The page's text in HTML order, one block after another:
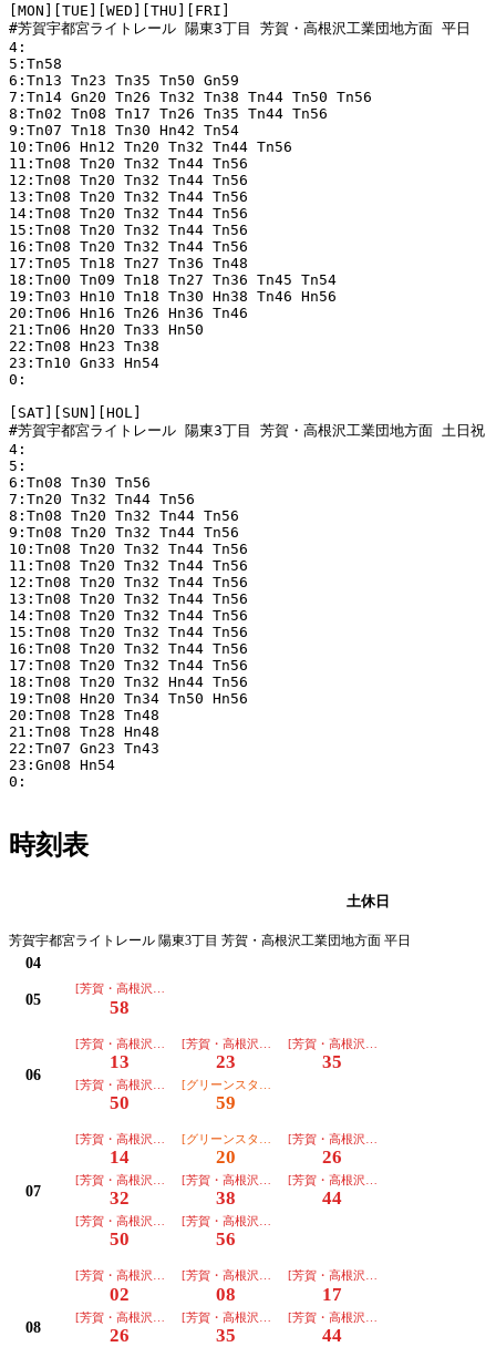
[MON][TUE][WED][THU][FRI]
#芳賀宇都宮ライトレール 陽東3丁目 芳賀・高根沢工業団地方面 平日
4:
5:Tn58
6:Tn13 Tn23 Tn35 Tn50 Gn59
7:Tn14 Gn20 Tn26 Tn32 Tn38 Tn44 Tn50 Tn56
8:Tn02 Tn08 Tn17 Tn26 Tn35 Tn44 Tn56
9:Tn07 Tn18 Tn30 Hn42 Tn54
10:Tn06 Hn12 Tn20 Tn32 Tn44 Tn56
11:Tn08 Tn20 Tn32 Tn44 Tn56
12:Tn08 Tn20 Tn32 Tn44 Tn56
13:Tn08 Tn20 Tn32 Tn44 Tn56
14:Tn08 Tn20 Tn32 Tn44 Tn56
15:Tn08 Tn20 Tn32 Tn44 Tn56
16:Tn08 Tn20 Tn32 Tn44 Tn56
17:Tn05 Tn18 Tn27 Tn36 Tn48
18:Tn00 Tn09 Tn18 Tn27 Tn36 Tn45 Tn54
19:Tn03 Hn10 Tn18 Tn30 Hn38 Tn46 Hn56
20:Tn06 Hn16 Tn26 Hn36 Tn46
21:Tn06 Hn20 Tn33 Hn50
22:Tn08 Hn23 Tn38
23:Tn10 Gn33 Hn54
0:
[SAT][SUN][HOL]
#芳賀宇都宮ライトレール 陽東3丁目 芳賀・高根沢工業団地方面 土日祝
4:
5:
6:Tn08 Tn30 Tn56
7:Tn20 Tn32 Tn44 Tn56
8:Tn08 Tn20 Tn32 Tn44 Tn56
9:Tn08 Tn20 Tn32 Tn44 Tn56
10:Tn08 Tn20 Tn32 Tn44 Tn56
11:Tn08 Tn20 Tn32 Tn44 Tn56
12:Tn08 Tn20 Tn32 Tn44 Tn56
13:Tn08 Tn20 Tn32 Tn44 Tn56
14:Tn08 Tn20 Tn32 Tn44 Tn56
15:Tn08 Tn20 Tn32 Tn44 Tn56
16:Tn08 Tn20 Tn32 Tn44 Tn56
17:Tn08 Tn20 Tn32 Tn44 Tn56
18:Tn08 Tn20 Tn32 Hn44 Tn56
19:Tn08 Hn20 Tn34 Tn50 Hn56
20:Tn08 Tn28 Tn48
21:Tn08 Tn28 Hn48
22:Tn07 Gn23 Tn43
23:Gn08 Hn54
0:
時刻表
土休日
芳賀宇都宮ライトレール 陽東3丁目 芳賀・高根沢工業団地方面 平日
04
05
[芳賀・高根沢工業団地行]普通
58
06
[芳賀・高根沢工業団地行]普通
13
[芳賀・高根沢工業団地行]普通
23
[芳賀・高根沢工業団地行]普通
35
[芳賀・高根沢工業団地行]普通
50
[グリーンスタジアム前行]普通
59
07
[芳賀・高根沢工業団地行]普通
14
[グリーンスタジアム前行]普通
20
[芳賀・高根沢工業団地行]普通
26
[芳賀・高根沢工業団地行]普通
32
[芳賀・高根沢工業団地行]普通
38
[芳賀・高根沢工業団地行]普通
44
[芳賀・高根沢工業団地行]普通
50
[芳賀・高根沢工業団地行]普通
56
08
[芳賀・高根沢工業団地行]普通
02
[芳賀・高根沢工業団地行]普通
08
[芳賀・高根沢工業団地行]普通
17
[芳賀・高根沢工業団地行]普通
26
[芳賀・高根沢工業団地行]普通
35
[芳賀・高根沢工業団地行]普通
44